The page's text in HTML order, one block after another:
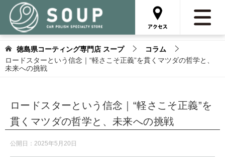
徳島県コーティング専門店 スープ
コラム
ロードスターという信念｜“軽さこそ正義”を貫くマツダの哲学と、
未来への挑戦
ロードスターという信念｜“軽さこそ正義”を
貫くマツダの哲学と、未来への挑戦
公開日： 2025年5月20日